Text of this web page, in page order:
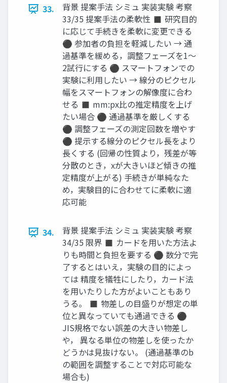
33.
背景 提案手法 シミュ 実装実験 考察
33/35 提案手法の柔軟性 ◼ 研究目的
に応じて手続きを柔軟に変更できる
⚫ 参加者の負担を軽減したい → 通
過基準を緩める，調整フェーズを1～
2試行にする ⚫ スマートフォンでの
実験に利用したい → 線分のピクセル
幅をスマートフォンの解像度に合わ
せる ◼ mm:px比の推定精度を上げ
たい場合 ⚫ 通過基準を厳しくする
⚫ 調整フェーズの測定回数を増やす
⚫ 提示する線分のピクセル長をより
長くする (回帰の性質より，残差が等
分散のとき，xが大きいほど傾きの推
定精度が上がる) 手続きが単純なた
め，実験目的に合わせてに柔軟に適
応可能
34.
背景 提案手法 シミュ 実装実験 考察
34/35 限界 ◼ カードを用いた方法よ
りも時間と負担を要する ⚫ 数分で完
了するとはいえ，実験の目的によっ
ては 精度を犠牲にしたり，カード法
を用いたりした方がよいこともあり
うる。 ◼ 物差しの目盛りが想定の単
位と異なっていても通過できる ⚫
JIS規格でない誤差の大きい物差し
や， 異なる単位の物差しを使ったか
どうかは見抜けない。 (通過基準のb
の範囲を調整することで対応可能な
場合も)